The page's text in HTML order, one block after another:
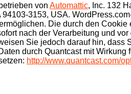
von Automattic, Inc. 132
3153, USA.
Die durch den
nach der Verarbeitung und
Sie jedoch darauf hin,
durch Quantcast mit
http://www.quantcast.com/